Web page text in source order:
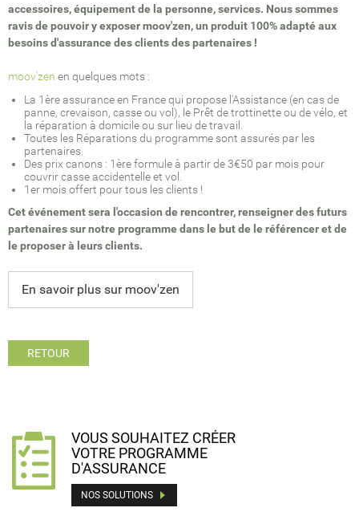
accessoires, équipement de la personne, services. Nous sommes
ravis de pouvoir y exposer moov'zen, un produit 100% adapté aux
besoins d'assurance des clients des partenaires !
moov'zen en quelques mots :
La 1ère assurance en France qui propose l'Assistance (en cas de
panne, crevaison, casse ou vol), le Prêt de trottinette ou de vélo, et
la réparation à domicile ou sur lieu de travail.
Toutes les Réparations du programme sont assurés par les
partenaires.
Des prix canons : 1ère formule à partir de 3€50 par mois pour
couvrir casse accidentelle et vol.
1er mois offert pour tous les clients !
Cet événement sera l'occasion de rencontrer, renseigner des futurs
partenaires sur notre programme dans le but de le référencer et de
le proposer à leurs clients.
En savoir plus sur moov'zen
RETOUR
VOUS SOUHAITEZ CRÉER
VOTRE PROGRAMME
D'ASSURANCE
NOS SOLUTIONS